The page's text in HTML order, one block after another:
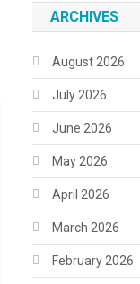
ARCHIVES
August 2026
July 2026
June 2026
May 2026
April 2026
March 2026
February 2026